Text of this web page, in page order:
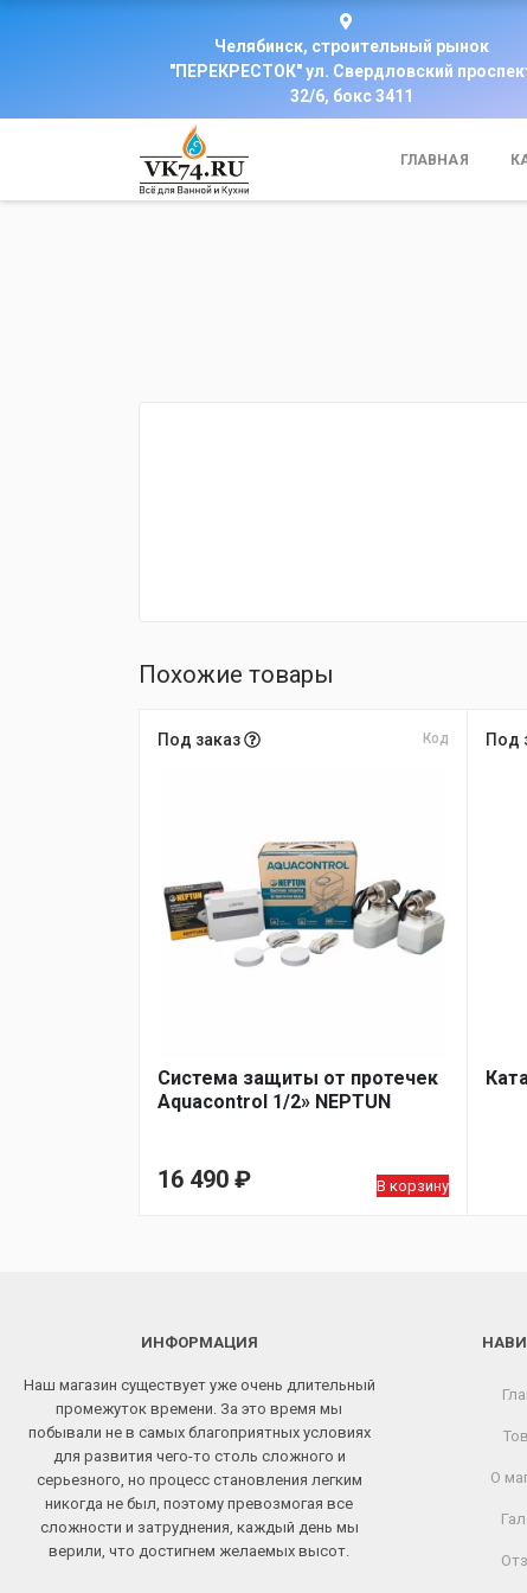
Челябинск, строительный рынок
"ПЕРЕКРЕСТОК" ул. Свердловский
32/6, бокс 3411
ГЛАВНАЯ
Похожие товары
Под заказ Код
Система защиты от протечек
Aquacontrol 1/2» NEPTUN
16 490 ₽ В корзину
Под
ИНФОРМАЦИЯ
Наш магазин существует уже очень длительный
промежуток времени. За это время мы
побывали не в самых благоприятных условиях
для развития чего-то столь сложного и
серьезного, но процесс становления легким
никогда не был, поэтому превозмогая все
сложности и затруднения, каждый день мы
верили, что достигнем желаемых высот.
О